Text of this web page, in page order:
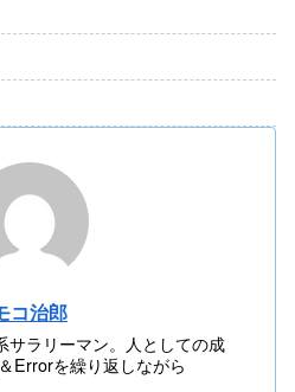
コ治郎
サラリーマン。人としての成
Errorを繰り返しながら